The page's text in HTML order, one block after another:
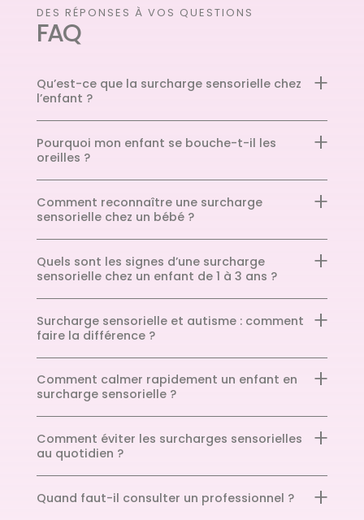
DES RÉPONSES À VOS QUESTIONS
FAQ
Qu’est-ce que la surcharge sensorielle chez
l’enfant ?
Pourquoi mon enfant se bouche-t-il les
oreilles ?
Comment reconnaître une surcharge
sensorielle chez un bébé ?
Quels sont les signes d’une surcharge
sensorielle chez un enfant de 1 à 3 ans ?
Surcharge sensorielle et autisme : comment
faire la différence ?
Comment calmer rapidement un enfant en
surcharge sensorielle ?
Comment éviter les surcharges sensorielles
au quotidien ?
Quand faut-il consulter un professionnel ?